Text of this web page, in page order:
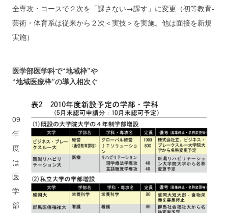
全専攻・コースで２次を「課さない→課す」に変更（初等教育‐
芸術・体育系は従来から２次＜実技＞を実施。他は面接を新規
実施）
医学部医学科で“地域枠”や
“地域医療枠”の導入相次ぐ
09
年
度
は
医
学
部